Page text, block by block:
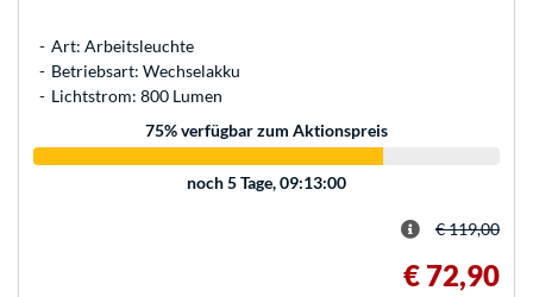
Art: Arbeitsleuchte
Betriebsart: Wechselakku
Lichtstrom: 800 Lumen
75% verfügbar zum Aktionspreis
noch5 Tage, 09:13:00
€ 119,00
€ 72,90